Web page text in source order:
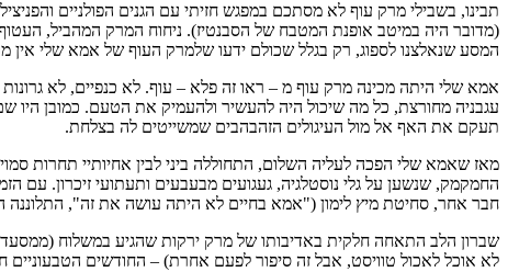
תבינו, בשבילי מרק עוף לא מסתכם במפגש חזיתי עם הגנים הפולניים
(מדובר היה במיטב אופנת המטבח של הסבנטיז). ניחוח המרק המהביל,
המסע שנאלצנו לספוג, רק בגלל שכולם ידעו שלמרק העוף של אמא שלי
אמא שלי היתה מכינה מרק עוף מ – ראו זה פלא – עוף. לא כנפיים, לא
עגבניה מחורצת, כל מה שיכול היה להעשיר ולהעמיק את הטעם. כמובן היו
תעקם את האף אל מול העיגולים הזהבהבים שמשייטים לה בצלחת.
מאז שאמא שלי הפכה לעליה השלום, התחוללה ביני לבין אחיותיי תחרות
החמקמק, שנשען על גלי נוסטלגיה, געגועים מבעבעים ותעתועי זיכרון.
חבר אחר, סחיטת מיץ לימון ("אמא בחיים לא היתה עושה את זה", התלוננה
שברון הלב התאחה חלקית באדיבותו של מרק ירקות שהגיע במשלוח (ממסעדה
לא אוכל לאכול טוויסט, אבל זה סיפור לפעם אחרת) – החודשים הטבעוניים